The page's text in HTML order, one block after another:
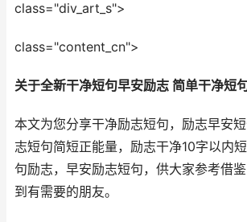
class="div_art_s">
class="content_cn">
关于全新干净短句早安励志 简单干净短
本文为您分享干净励志短句，励志早安
志短句简短正能量，励志干净10字以内
句励志，早安励志短句，供大家参考借
到有需要的朋友。